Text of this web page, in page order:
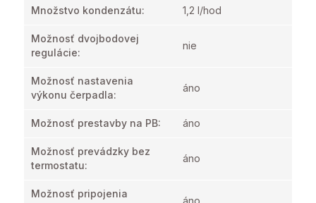
Množstvo kondenzátu: 1,2 l/hod
Možnosť dvojbodovej
regulácie:
nie
Možnosť nastavenia
výkonu čerpadla:
áno
Možnosť prestavby na PB: áno
Možnosť prevádzky bez
termostatu:
áno
Možnosť pripojenia
áno